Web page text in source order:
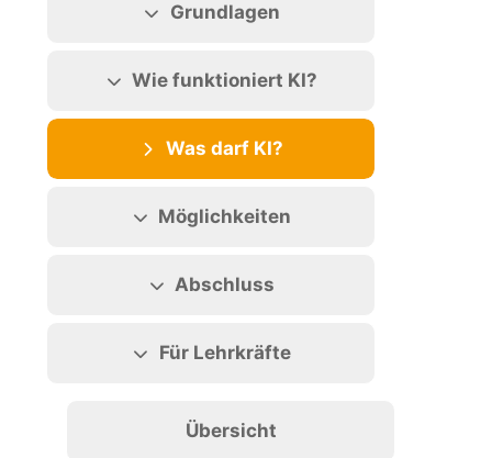
Grundlagen
Wie funktioniert KI?
Was darf KI?
Möglichkeiten
Abschluss
Für Lehrkräfte
Übersicht